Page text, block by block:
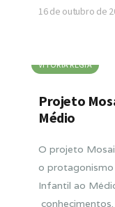
16 de outubro de
VITORIA RÉGIA
Projeto
Médio
O projeto
o protagonismo
Infantil ao